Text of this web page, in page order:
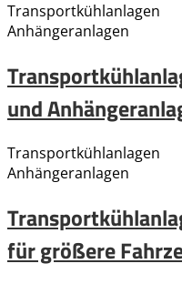
Anhängeranlagen
und
Anhängeranlagen
für größere